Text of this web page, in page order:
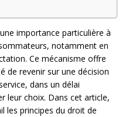
importance particulière à
notamment en
Ce mécanisme offre
de revenir sur une décision
dans un délai
leur choix. Dans cet article,
les principes du droit de